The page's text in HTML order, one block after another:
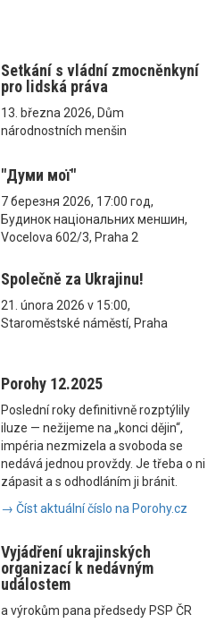
Setkání s vládní zmocněnkyní
pro lidská práva
13. března 2026, Dům
národnostních menšin
"Думи мої"
7 березня 2026, 17:00 год,
Будинок національних меншин,
Vocelova 602/3, Praha 2
Společně za Ukrajinu!
21. února 2026 v 15:00,
Staroměstské náměstí, Praha
Porohy 12.2025
Poslední roky definitivně rozptýlily
iluze — nežijeme na „konci dějin“,
impéria nezmizela a svoboda se
nedává jednou provždy. Je třeba o ni
zápasit a s odhodláním ji bránit.
→ Číst aktuální číslo na Porohy.cz
Vyjádření ukrajinských
organizací k nedávným
událostem
a výrokům pana předsedy PSP ČR